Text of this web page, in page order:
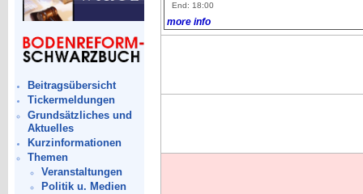
Beitragsübersicht
Tickermeldungen
Grundsätzliches und
Aktuelles
Kurzinformationen
Themen
Veranstaltungen
Politik u. Medien
End: 18:00
more info